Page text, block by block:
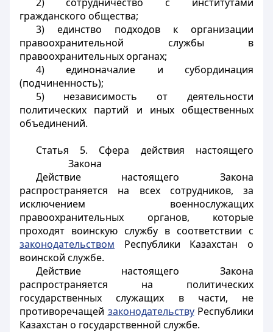
гражданского общества;
3) единство подходов к организации
правоохранительной службы в
правоохранительных органах;
4) единоначалие и субординация
(подчиненность);
5) независимость от деятельности
политических партий и иных общественных
объединений.
Статья 5. Сфера действия настоящего
Закона
Действие настоящего Закона
распространяется на всех сотрудников, за
исключением военнослужащих
правоохранительных органов, которые
проходят воинскую службу в соответствии с
законодательством Республики Казахстан о
воинской службе.
Действие настоящего Закона
распространяется на политических
государственных служащих в части, не
противоречащей законодательствуРеспублики
Казахстан о государственной службе.